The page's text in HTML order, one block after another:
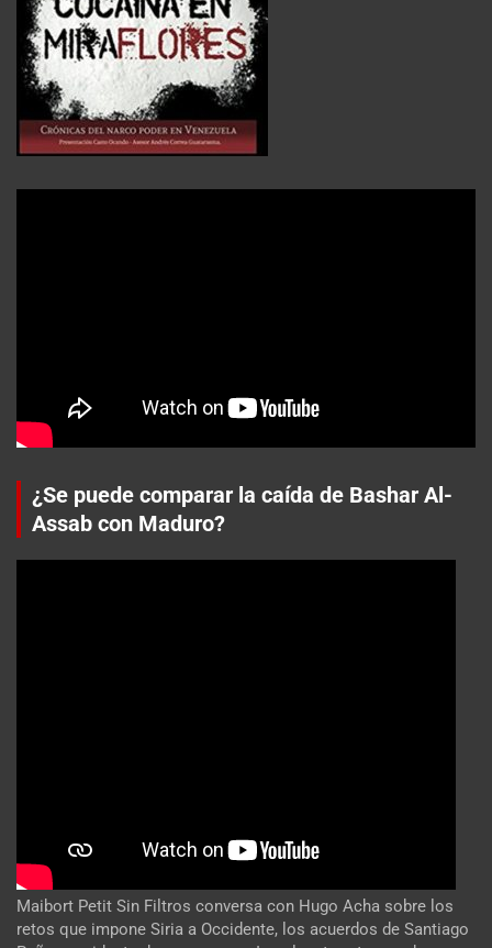
¿Se puede comparar la caída de Bashar Al-
Assab con Maduro?
Maibort Petit Sin Filtros conversa con Hugo Acha sobre los
retos que impone Siria a Occidente, los acuerdos de Santiago